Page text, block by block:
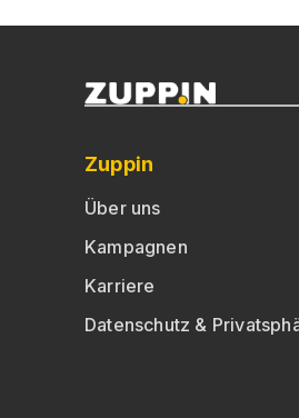
Zuppin
Über uns
Kampagnen
Karriere
Datenschutz &